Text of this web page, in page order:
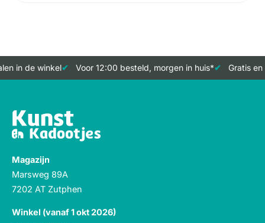
in de winkel Voor 12:00 besteld, morgen in huis* Gratis
Magazijn
Marsweg 89A
7202 AT Zutphen
Winkel (vanaf 1 okt 2026)